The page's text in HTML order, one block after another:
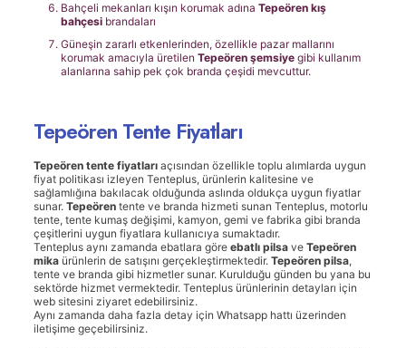
Bahçeli mekanları kışın korumak adına Tepeören kış
bahçesi brandaları
Güneşin zararlı etkenlerinden, özellikle pazar mallarını
korumak amacıyla üretilen Tepeören şemsiye gibi kullanım
alanlarına sahip pek çok branda çeşidi mevcuttur.
Tepeören Tente Fiyatları
Tepeören tente fiyatları açısından özellikle toplu alımlarda uygun
fiyat politikası izleyen Tenteplus, ürünlerin kalitesine ve
sağlamlığına bakılacak olduğunda aslında oldukça uygun fiyatlar
sunar. Tepeören tente ve branda hizmeti sunan Tenteplus, motorlu
tente, tente kumaş değişimi, kamyon, gemi ve fabrika gibi branda
çeşitlerini uygun fiyatlara kullanıcıya sumaktadır.
Tenteplus aynı zamanda ebatlara göre ebatlı pilsa ve Tepeören
mika ürünlerin de satışını gerçekleştirmektedir. Tepeören pilsa,
tente ve branda gibi hizmetler sunar. Kurulduğu günden bu yana bu
sektörde hizmet vermektedir. Tenteplus ürünlerinin detayları için
web sitesini ziyaret edebilirsiniz.
Aynı zamanda daha fazla detay için Whatsapp hattı üzerinden
iletişime geçebilirsiniz.